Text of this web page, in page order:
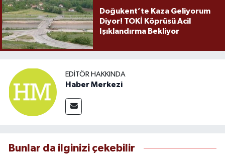
Doğukent’te Kaza Geliyorum
Diyor! TOKİ Köprüsü Acil
Işıklandırma Bekliyor
EDITÖR HAKKINDA
Haber Merkezi
Bunlar da ilginizi çekebilir